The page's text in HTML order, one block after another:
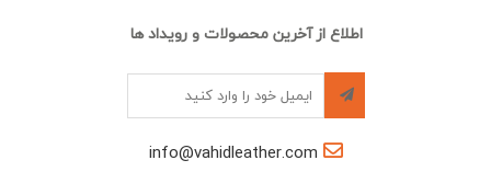
اطلاع از آخرین محصولات و رویداد ها
info@vahidleather.com